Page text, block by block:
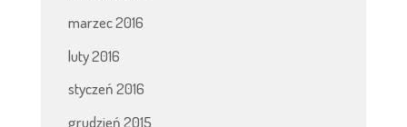
marzec 2016
luty 2016
styczeń 2016
grudzień 2015